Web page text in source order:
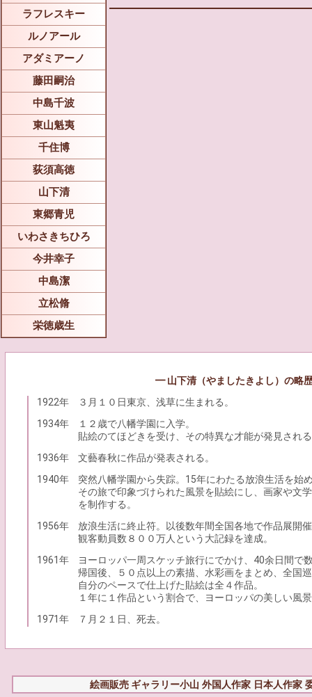
ラフレスキー
ルノアール
アダミアーノ
藤田嗣治
中島千波
東山魁夷
千住博
荻須高徳
山下清
東郷青児
いわさきちひろ
今井幸子
中島潔
立松脩
栄徳歳生
━ 山下清（やましたきよし）の略
1922年
３月１０日東京、浅草に生まれる。
1934年
１２歳で八幡学園に入学。
貼絵のてほどきを受け、その特異な才能が発見され
1936年
文藝春秋に作品が発表される。
1940年
突然八幡学園から失踪。15年にわたる放浪生活を始
その旅で印象づけられた風景を貼絵にし、画家や文
を制作する。
1956年
放浪生活に終止符。以後数年間全国各地で作品展開
観客動員数８００万人という大記録を達成。
1961年
ヨーロッパ一周スケッチ旅行にでかけ、40余日間で
帰国後、５０点以上の素描、水彩画をまとめ、全国
自分のペースで仕上げた貼絵は全４作品。
１年に１作品という割合で、ヨーロッパの美しい風
1971年
７月２１日、死去。
絵画販売 ギャラリー小山 外国人作家 日本人作家